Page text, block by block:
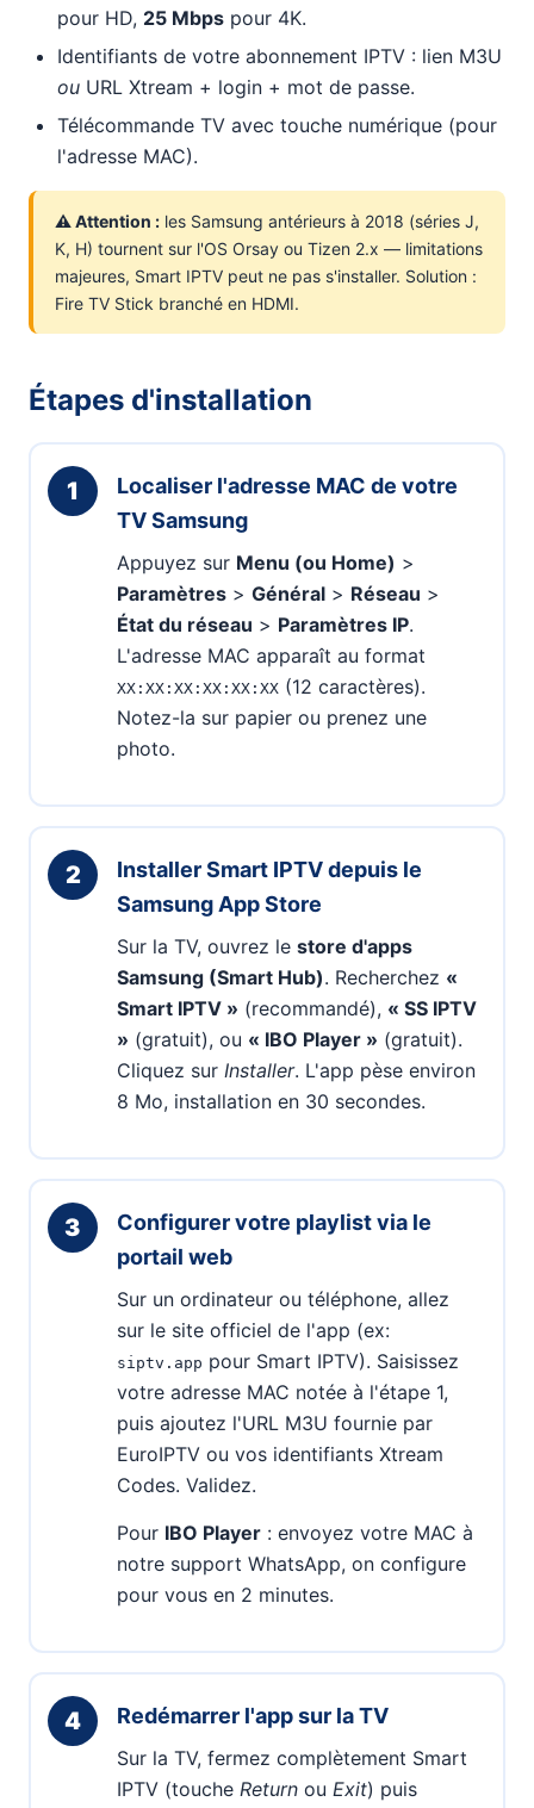
pour HD, 25 Mbps pour 4K.
Identifiants de votre abonnement IPTV : lien M3U
ou URL Xtream + login + mot de passe.
Télécommande TV avec touche numérique (pour
l'adresse MAC).
⚠ Attention : les Samsung antérieurs à 2018 (séries J,
K, H) tournent sur l'OS Orsay ou Tizen 2.x — limitations
majeures, Smart IPTV peut ne pas s'installer. Solution :
Fire TV Stick branché en HDMI.
Étapes d'installation
1
Localiser l'adresse MAC de votre
TV Samsung
Appuyez sur Menu (ou Home) >
Paramètres > Général > Réseau >
État du réseau > Paramètres IP.
L'adresse MAC apparaît au format
XX:XX:XX:XX:XX:XX (12 caractères).
Notez-la sur papier ou prenez une
photo.
2
Installer Smart IPTV depuis le
Samsung App Store
Sur la TV, ouvrez le store d'apps
Samsung (Smart Hub). Recherchez «
Smart IPTV » (recommandé), « SS IPTV
» (gratuit), ou « IBO Player » (gratuit).
Cliquez sur Installer. L'app pèse environ
8 Mo, installation en 30 secondes.
3
Configurer votre playlist via le
portail web
Sur un ordinateur ou téléphone, allez
sur le site officiel de l'app (ex:
siptv.app pour Smart IPTV). Saisissez
votre adresse MAC notée à l'étape 1,
puis ajoutez l'URL M3U fournie par
EuroIPTV ou vos identifiants Xtream
Codes. Validez.
Pour IBO Player : envoyez votre MAC à
notre support WhatsApp, on configure
pour vous en 2 minutes.
4 Redémarrer l'app sur la TV
Sur la TV, fermez complètement Smart
IPTV (touche Return ou Exit) puis